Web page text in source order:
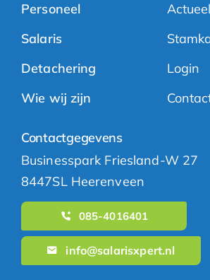
Personeel
Salaris
Detachering
Wie wij zijn
Actueel
Login
Contactgegevens
Businesspark Friesland-W 27
8447SL Heerenveen
085-4016401
info@salarisxpert.nl